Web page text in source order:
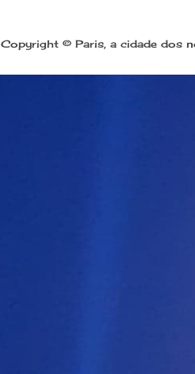
Copyright © Paris, a cidade dos